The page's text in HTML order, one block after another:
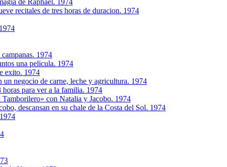
de Raphael. 1974
recitales de tres horas de duracion. 1974
1974
una pelicula. 1974
exito. 1974
un negocio de carne, leche y agricultura. 1974
para ver a la familia. 1974
Tamborilero» con Natalia y Jacobo. 1974
descansan en su chale de la Costa del Sol. 1974